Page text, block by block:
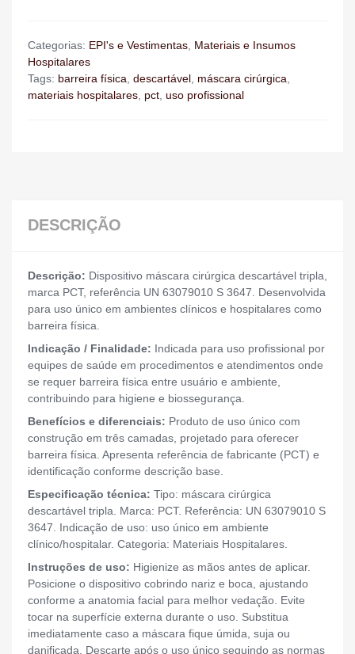
Categorias: EPI's e Vestimentas, Materiais e Insumos
Hospitalares
Tags: barreira física, descartável, máscara cirúrgica,
materiais hospitalares, pct, uso profissional
DESCRIÇÃO
Descrição: Dispositivo máscara cirúrgica descartável tripla,
marca PCT, referência UN 63079010 S 3647. Desenvolvida
para uso único em ambientes clínicos e hospitalares como
barreira física.
Indicação / Finalidade: Indicada para uso profissional por
equipes de saúde em procedimentos e atendimentos onde
se requer barreira física entre usuário e ambiente,
contribuindo para higiene e biossegurança.
Benefícios e diferenciais: Produto de uso único com
construção em três camadas, projetado para oferecer
barreira física. Apresenta referência de fabricante (PCT) e
identificação conforme descrição base.
Especificação técnica: Tipo: máscara cirúrgica
descartável tripla. Marca: PCT. Referência: UN 63079010 S
3647. Indicação de uso: uso único em ambiente
clínico/hospitalar. Categoria: Materiais Hospitalares.
Instruções de uso: Higienize as mãos antes de aplicar.
Posicione o dispositivo cobrindo nariz e boca, ajustando
conforme a anatomia facial para melhor vedação. Evite
tocar na superfície externa durante o uso. Substitua
imediatamente caso a máscara fique úmida, suja ou
danificada. Descarte após o uso único seguindo as normas